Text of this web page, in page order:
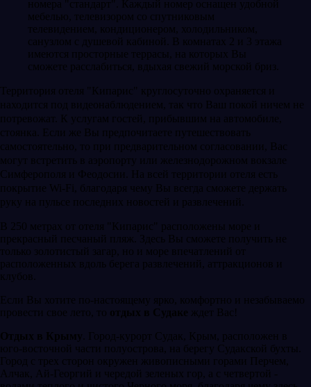
номера "стандарт". Каждый номер оснащен удобной
мебелью, телевизором со спутниковым
телевидением, кондиционером, холодильником,
санузлом с душевой кабиной. В комнатах 2 и 3 этажа
имеются просторные террасы, на которых Вы
сможете расслабиться, вдыхая свежий морской бриз.
Территория отеля "Кипарис" круглосуточно охраняется и
находится под видеонаблюдением, так что Ваш покой ничем не
потревожат. К услугам гостей, прибывшим на автомобиле,
стоянка. Если же Вы предпочитаете путешествовать
самостоятельно, то при предварительном согласовании, Вас
могут встретить в аэропорту или железнодорожном вокзале
Симферополя и Феодосии. На всей территории отеля есть
покрытие Wi-Fi, благодаря чему Вы всегда сможете держать
руку на пульсе последних новостей и развлечений.
В 250 метрах от отеля "Кипарис" расположены море и
прекрасный песчаный пляж. Здесь Вы сможете получить не
только золотистый загар, но и море впечатлений от
расположенных вдоль берега развлечений, аттракционов и
клубов.
Если Вы хотите по-настоящему ярко, комфортно и незабываемо
провести свое лето, то отдых в Судаке ждет Вас!
Отдых в Крыму . Город-курорт Судак, Крым, расположен в
юго-восточной части полуострова, на берегу Судакской бухты.
Город с трех сторон окружен живописными горами Перчем,
Алчак, Ай-Георгий и чередой зеленых гор, а с четвертой -